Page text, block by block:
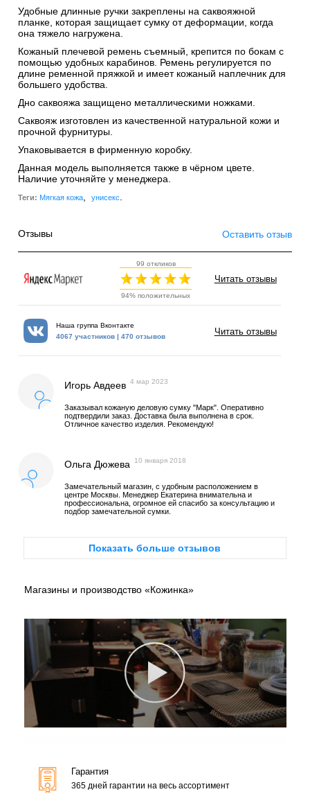
Удобные длинные ручки закреплены на саквояжной
планке, которая защищает сумку от деформации, когда
она тяжело нагружена.
Кожаный плечевой ремень съемный, крепится по бокам с
помощью удобных карабинов. Ремень регулируется по
длине ременной пряжкой и имеет кожаный наплечник для
большего удобства.
Дно саквояжа защищено металлическими ножками.
Саквояж изготовлен из качественной натуральной кожи и
прочной фурнитуры.
Упаковывается в фирменную коробку.
Данная модель выполняется также в чёрном цвете.
Наличие уточняйте у менеджера.
Теги: Мягкая кожа унисекс
Отзывы Оставить отзыв
99 откликов
94% положительных
Читать отзывы
Наша группа Вконтакте
4067 участников | 470 отзывов
Читать отзывы
Игорь Авдеев 4 мар 2023
Заказывал кожаную деловую сумку "Марк". Оперативно
подтвердили заказ. Доставка была выполнена в срок.
Отличное качество изделия. Рекомендую!
Ольга Дюжева 10 января 2018
Замечательный магазин, с удобным расположением в
центре Москвы. Менеджер Екатерина внимательна и
профессиональна, огромное ей спасибо за консультацию и
подбор замечательной сумки.
Показать больше отзывов
Магазины и производство «Кожинка»
Гарантия
365 дней гарантии на весь ассортимент